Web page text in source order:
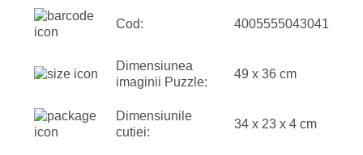
Cod: 4005555043041
Dimensiunea
imaginii Puzzle:
49 x 36 cm
Dimensiunile
cutiei:
34 x 23 x 4 cm